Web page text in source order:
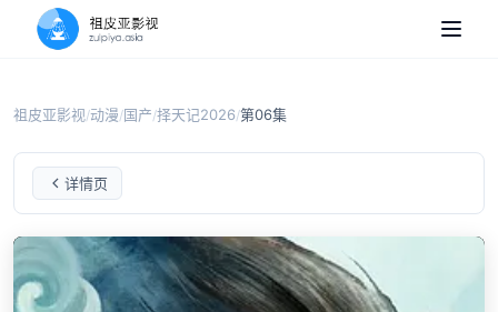
祖皮亚影视/动漫/国产/择天记2026/第06集
择天记2026
第06集
详情页